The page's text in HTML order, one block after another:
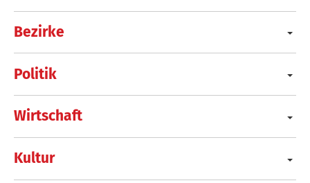
Bezirke
Politik
Wirtschaft
Kultur